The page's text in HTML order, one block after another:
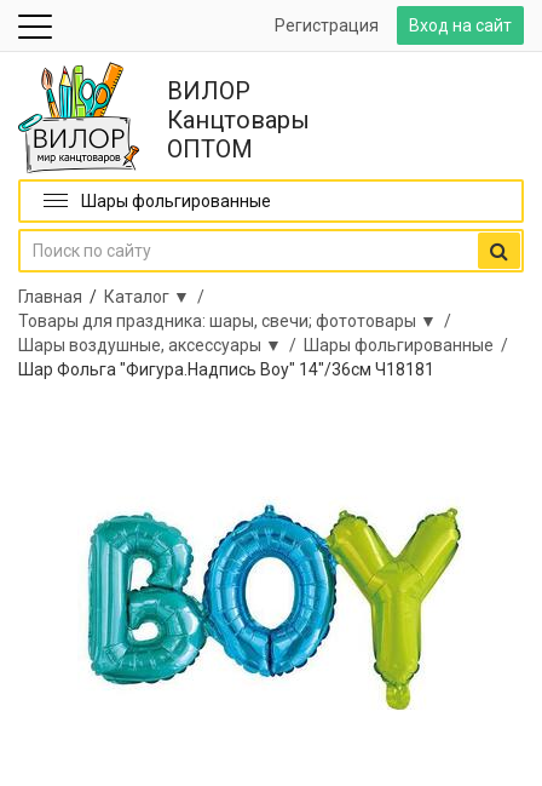
Вход на сайт
Регистрация
ВИЛОР
Канцтовары
ОПТОМ
Шары фольгированные
Главная / Каталог ▼ /
Товары для праздника: шары, свечи; фототовары ▼ /
Шары воздушные, аксессуары ▼ / Шары фольгированные /
Шар Фольга "Фигура.Надпись Boy" 14"/36см Ч18181